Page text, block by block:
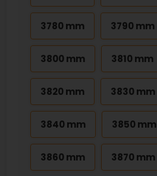
3780 mm 3790 mm
3800 mm 3810 mm
3820 mm 3830 mm
3840 mm 3850 mm
3860 mm 3870 mm